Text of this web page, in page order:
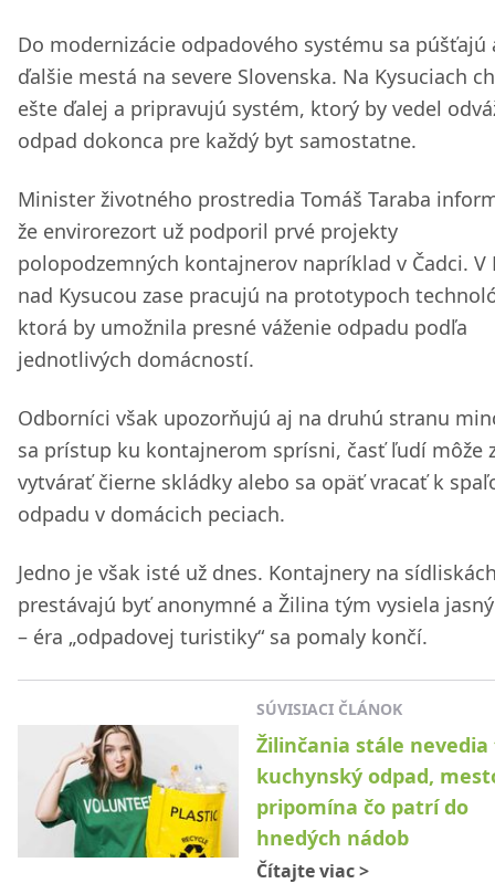
Do modernizácie odpadového systému sa púšťajú
ďalšie mestá na severe Slovenska. Na Kysuciach
ešte ďalej a pripravujú systém, ktorý by vedel
odpad dokonca pre každý byt samostatne.
Minister životného prostredia Tomáš Taraba
že envirorezort už podporil prvé projekty
polopodzemných kontajnerov napríklad v Čadci. V
nad Kysucou zase pracujú na prototypoch
ktorá by umožnila presné váženie odpadu podľa
jednotlivých domácností.
Odborníci však upozorňujú aj na druhú stranu
sa prístup ku kontajnerom sprísni, časť ľudí môže
vytvárať čierne skládky alebo sa opäť vracať k
odpadu v domácich peciach.
Jedno je však isté už dnes. Kontajnery na
prestávajú byť anonymné a Žilina tým vysiela
– éra „odpadovej turistiky“ sa pomaly končí.
SÚVISIACI ČLÁNOK
Žilinčania stále
kuchynský odpad,
pripomína čo patrí do
hnedých nádob
Čítajte viac>